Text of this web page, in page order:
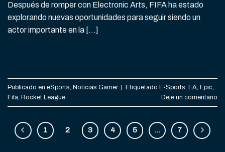
Después de romper con Electronic Arts, FIFA ha estado
explorando nuevas oportunidades para seguir siendo un
actor importante en la […]
Publicado en eSports Noticias Gamer | Etiquetado E-Sports EA Epic
Fifa Rocket League Deje un comentario
1 2 3 4 5 … 7